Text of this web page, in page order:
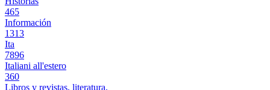
465
Información
1313
Ita
7896
Italiani all'estero
360
Libros y revistas, literatura.